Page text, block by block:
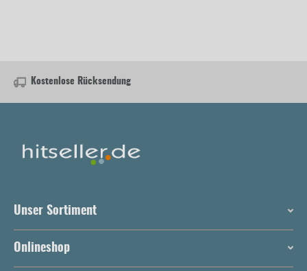
Kostenlose Rücksendung
Unser Sortiment
Onlineshop